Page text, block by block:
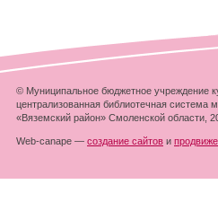
© Муниципальное бюджетное учреждение
централизованная библиотечная система
«Вяземский район» Смоленской области,
Web-canape — создание сайтов и